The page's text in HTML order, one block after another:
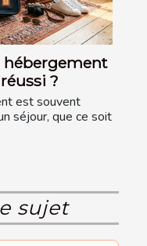
?
est souvent
séjour, que ce soit
sujet